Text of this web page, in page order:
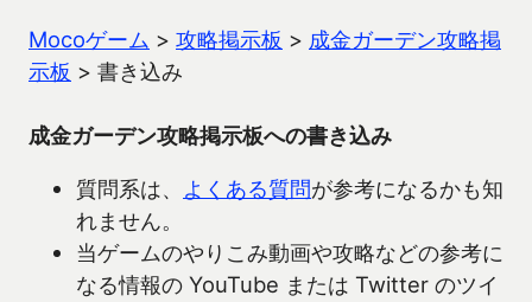
Mocoゲーム > 攻略掲示板 > 成金ガーデン攻略掲
示板 > 書き込み
成金ガーデン攻略掲示板への書き込み
質問系は、 よくある質問が参考になるかも知
れません。
当ゲームのやりこみ動画や攻略などの参考に
なる情報の YouTube または Twitter のツイ